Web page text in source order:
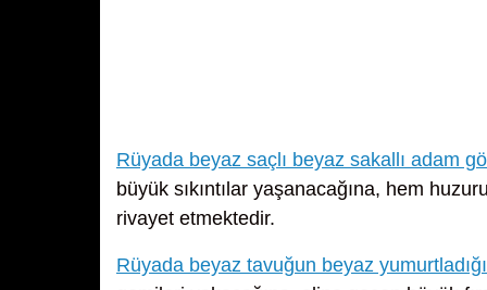
Rüyada beyaz saçlı beyaz sakallı adam
büyük sıkıntılar yaşanacağına, hem
rivayet etmektedir.
Rüyada beyaz tavuğun beyaz